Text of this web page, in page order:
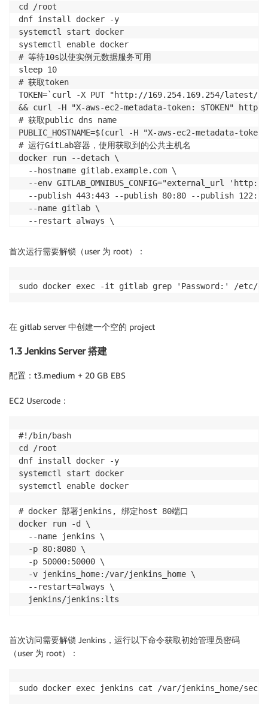
cd /root
dnf install docker -y
systemctl start docker
systemctl enable docker
# 等待10s以使实例元数据服务可用
sleep 10
# 获取token
TOKEN=`curl -X PUT "http://169.254.169.254/latest/
&& curl -H "X-aws-ec2-metadata-token: $TOKEN"
# 获取public dns name
PUBLIC_HOSTNAME=$(curl -H "X-aws-ec2-metadata-
# 运行GitLab容器，使用获取到的公共主机名
docker run --detach \
  --hostname gitlab.example.com \
--env GITLAB_OMNIBUS_CONFIG="external_url
--publish 443:443 --publish 80:80 --publish
  --name gitlab \
  --restart always \
  --volume /srv/gitlab/logs:/var/log/gitlab \
  --volume /srv/gitlab/data:/var/opt/gitlab \
首次运行需要解锁（user 为 root）：
sudo docker exec -it gitlab grep 'Password:' /etc/
在 gitlab server 中创建一个空的 project
1.3 Jenkins Server 搭建
配置：t3.medium + 20 GB EBS
EC2 Usercode：
#!/bin/bash
cd /root
dnf install docker -y
systemctl start docker
systemctl enable docker
# docker 部署jenkins, 绑定host 80端口
docker run -d \
  --name jenkins \
  -p 80:8080 \
  -p 50000:50000 \
  -v jenkins_home:/var/jenkins_home \
  --restart=always \
首次访问需要解锁 Jenkins，运行以下命令获取初始管理员密码
（user 为 root）：
sudo docker exec jenkins cat /var/jenkins_home/